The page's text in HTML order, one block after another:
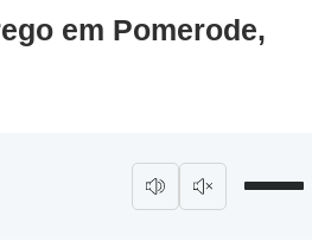
em Pomerode,